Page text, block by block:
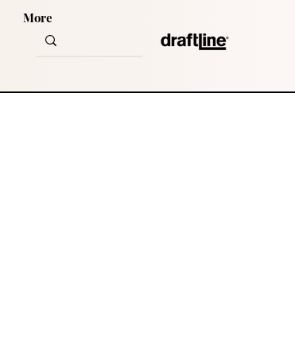
More